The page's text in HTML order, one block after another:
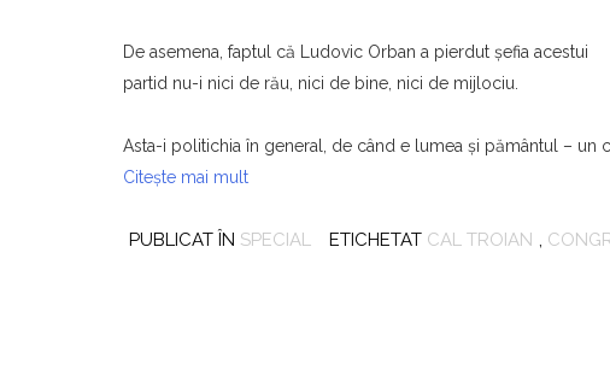
De asemena, faptul că Ludovic Orban a pierdut şefia acestui
partid nu-i nici de rău, nici de bine, nici de mijlociu.
Asta-i politichia în general, de când e lumea şi pământul – un
Citește mai mult
PUBLICAT ÎN SPECIAL ETICHETAT CAL TROIAN ,